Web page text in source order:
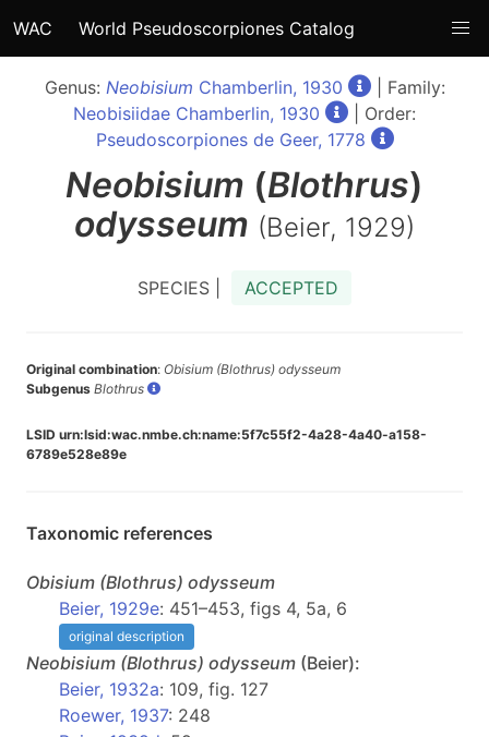
WAC World Pseudoscorpiones Catalog
Genus: Neobisium Chamberlin, 1930
| Family:
Neobisiidae Chamberlin, 1930
| Order:
Pseudoscorpiones de Geer, 1778
Neobisium (Blothrus)
odysseum (Beier, 1929)
SPECIES | ACCEPTED
Original combination: Obisium (Blothrus) odysseum
Subgenus Blothrus
LSID urn:lsid:wac.nmbe.ch:name:5f7c55f2-4a28-4a40-a158-
6789e528e89e
Taxonomic references
Obisium (Blothrus) odysseum
Beier, 1929e: 451–453, figs 4, 5a, 6
original description
Neobisium (Blothrus) odysseum (Beier):
Beier, 1932a: 109, fig. 127
Roewer, 1937: 248